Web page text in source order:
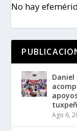
No hay
Ago 6,